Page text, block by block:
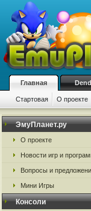
Главная
Стартовая О проекте
ЭмуПланет.ру
О проекте
Новости игр и
Вопросы и
Мини Игры
Консоли